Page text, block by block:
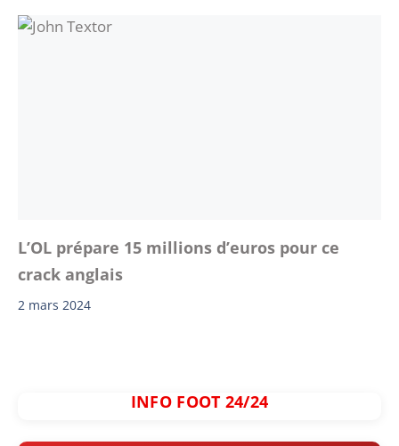
L’OL prépare 15 millions d’euros pour ce
crack anglais
2 mars 2024
INFO FOOT 24/24